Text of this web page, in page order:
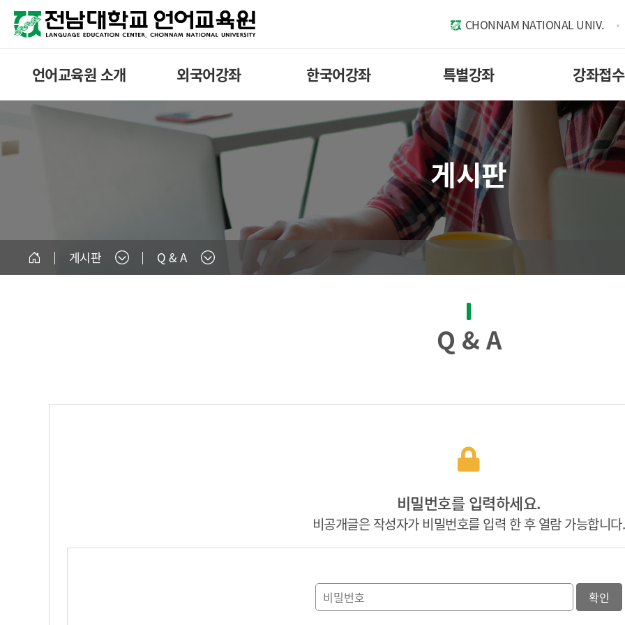
CHONNAM NATIONAL UNIV.
언어교육원 소개 외국어강좌 한국어강좌 특별강좌 강좌접수
게시판 Q & A
게시판
Q & A
비밀번호를 입력하세요.
비공개글은 작성자가 비밀번호를 입력 한 후 열람 가능합니다.